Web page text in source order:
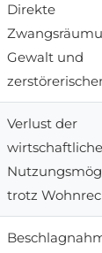
Direkte
Gewalt und
Verlust der
trotz